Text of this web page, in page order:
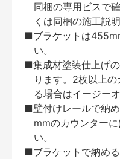
同梱の専用ビスで
くは同梱の施工説
■ブラケットは
い。
■集成材塗装仕上げ
ります。2枚以上
る場合はイージー
■壁付けレールで納
mmのカウンター
い。
■ブラケットで納める